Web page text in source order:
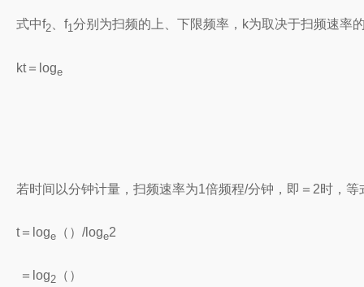
式中f2 f1分别为扫频的上、下限频率， k为取决于扫频速率
kt＝ loge
若时间以分钟计量，扫频速率为1倍频程/分钟，即 ＝ 2时，等
t＝ loge （ ） /loge2
＝ log2 （ ）